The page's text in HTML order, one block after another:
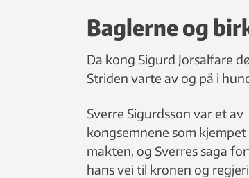
Baglerne og
Da kong Sigurd Jorsalfare
Striden varte av og på i
Sverre Sigurdsson var et av
kongsemnene som kjempet
makten, og Sverres saga
hans vei til kronen og